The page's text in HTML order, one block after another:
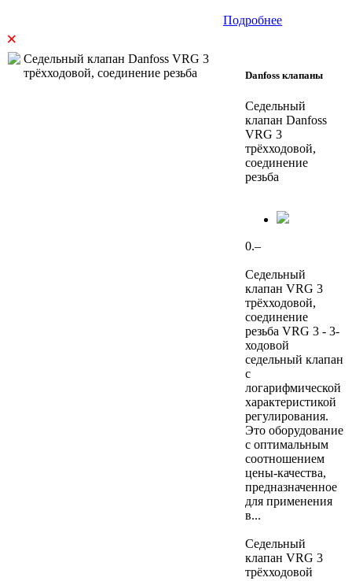
Подробнее
×
Danfoss клапаны
Седельный
клапан Danfoss
VRG 3
трёхходовой,
соединение
резьба
0.–
Седельный
клапан VRG 3
трёхходовой,
соединение
резьба VRG 3 - 3-
ходовой
седельный клапан
с
логарифмической
характеристикой
регулирования.
Это оборудование
с оптимальным
соотношением
цены-качества,
предназначенное
для применения
в...
Седельный
клапан VRG 3
трёхходовой